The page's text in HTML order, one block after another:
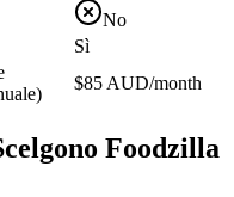
No
Sì
$85 AUD/month
Foodzilla